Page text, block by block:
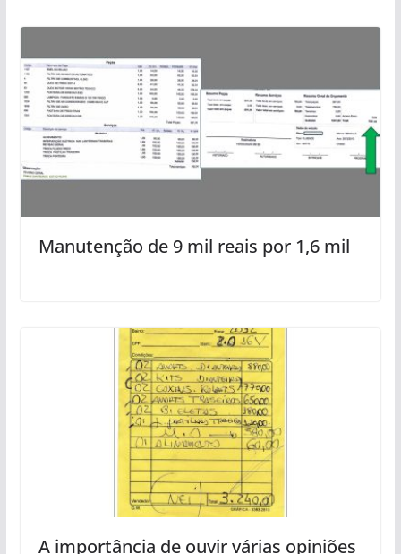
Manutenção de 9 mil reais por 1,6 mil
A importância de ouvir várias opiniões